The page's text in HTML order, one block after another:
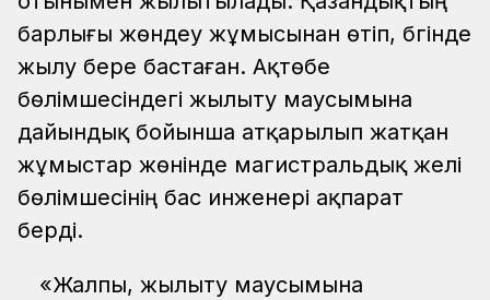
барлығы жөндеу жұмысынан өтіп, бүгінде
жылу бере бастаған. Ақтөбе
бөлімшесіндегі жылыту маусымына
дайындық бойынша атқарылып жатқан
жұмыстар жөнінде магистральдық желі
бөлімшесінің бас инженері ақпарат
берді.
«Жалпы, жылыту маусымына